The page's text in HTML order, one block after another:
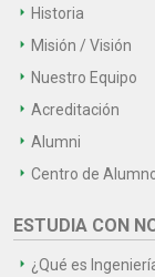
Historia
Misión / Visión
Nuestro Equipo
Acreditación
Alumni
Centro de
ESTUDIA CON
¿Qué es